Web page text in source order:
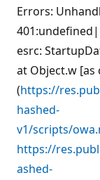
Errors:
esrc:
at Object.w [as
(https://
hashed-
v1/scripts/
https://
ashed-